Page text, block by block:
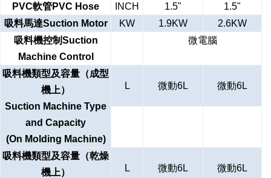
PVC軟管PVC Hose INCH 1.5"
1.5"
吸料馬達Suction Motor
KW 1.9KW
2.6KW
吸料機控制Suction
Machine Control
微電腦
吸料機類型及容量（成型
機上）
Suction Machine Type
and Capacity
(On Molding Machine)
L 微動6L 微動6L
吸料機類型及容量（乾燥
機上）
L 微動6L 微動6L